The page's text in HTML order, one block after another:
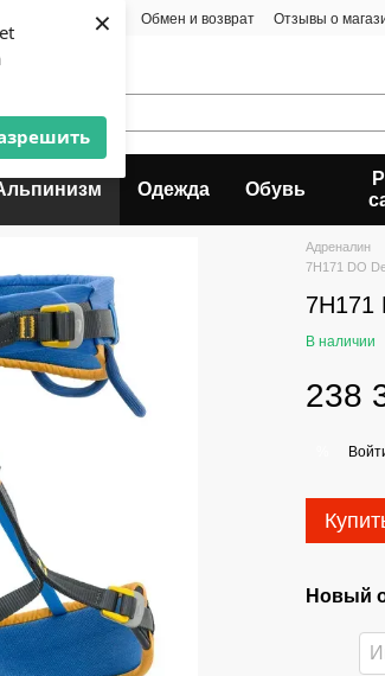
×
Оплата и доставка Обмен и возврат Отзывы о
Одежда Обувь
Адреналин
7H171 DO
7H171
В наличии
238
Новый